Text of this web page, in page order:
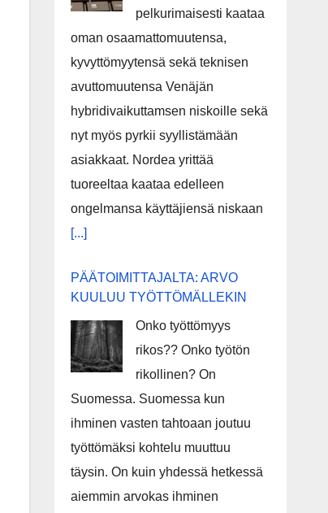
pelkurimaisesti kaataa
oman osaamattomuutensa,
kyvyttömyytensä sekä teknisen
avuttomuutensa Venäjän
hybridivaikuttamsen niskoille sekä
nyt myös pyrkii syyllistämään
asiakkaat. Nordea yrittää
tuoreeltaa kaataa edelleen
ongelmansa käyttäjiensä niskaan
[...]
PÄÄTOIMITTAJALTA: ARVO
KUULUU TYÖTTÖMÄLLEKIN
Onko työttömyys
rikos?? Onko työtön
rikollinen? On
Suomessa. Suomessa kun
ihminen vasten tahtoaan joutuu
työttömäksi kohtelu muuttuu
täysin. On kuin yhdessä hetkessä
aiemmin arvokas ihminen